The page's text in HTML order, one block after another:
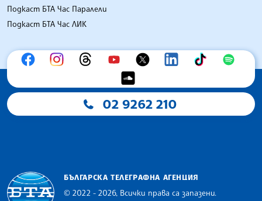
Подкаст БТА Час Паралели
Подкаст БТА Час ЛИК
02 9262 210
БЪЛГАРСКА ТЕЛЕГРАФНА АГЕНЦИЯ
© 2022 - 2026, Всички права са запазени.